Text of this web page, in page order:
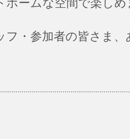
ホームな空間で楽し
フ・参加者の皆さま